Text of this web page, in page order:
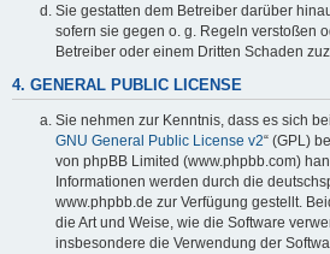
Sie gestatten dem Betreiber darüber
sofern sie gegen o. g. Regeln verstoßen
Betreiber oder einem Dritten Schaden
4. GENERAL PUBLIC LICENSE
Sie nehmen zur Kenntnis, dass es sich
GNU General Public License v2“ (GPL)
von phpBB Limited (www.phpbb.com)
Informationen werden durch die
www.phpbb.de zur Verfügung gestellt.
die Art und Weise, wie die Software
insbesondere die Verwendung der